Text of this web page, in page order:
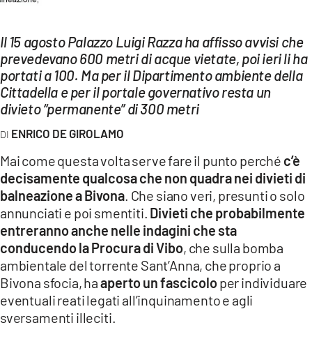
LAC ONAIR
LaC
Network
LACPLAY.IT
LACTV.IT
LACONAIR.IT
LACITYMAG.IT
ILREGGINO.IT
COSENZACHANNEL.IT
ILVIBONESE.IT
Il 15 agosto Palazzo Luigi Razza ha affisso avvisi che
prevedevano 600 metri di acque vietate, poi ieri li ha
portati a 100. Ma per il Dipartimento ambiente della
Cittadella e per il portale governativo resta un
divieto “permanente” di 300 metri
ENRICO DE GIROLAMO
Mai come questa volta serve fare il punto perché c’è
decisamente qualcosa che non quadra nei divieti di
balneazione a Bivona . Che siano veri, presunti o solo
annunciati e poi smentiti. Divieti che probabilmente
entreranno anche nelle indagini che sta
conducendo la Procura di Vibo, che sulla bomba
ambientale del torrente Sant’Anna, che proprio a
Bivona sfocia, haaperto un fascicoloper individuare
eventuali reati legati all’inquinamento e agli
sversamenti illeciti.